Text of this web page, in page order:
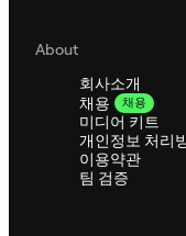
About
회사소개
채용
채용
미디어 키트
개인정보 처리
이용약관
팀 검증